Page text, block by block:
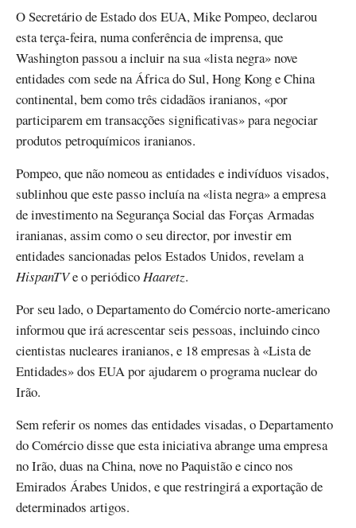
O Secretário de Estado dos EUA, Mike Pompeo, declarou
esta terça-feira, numa conferência de imprensa, que
Washington passou a incluir na sua «lista negra» nove
entidades com sede na África do Sul, Hong Kong e China
continental, bem como três cidadãos iranianos, «por
participarem em transacções significativas» para negociar
produtos petroquímicos iranianos.
Pompeo, que não nomeou as entidades e indivíduos visados,
sublinhou que este passo incluía na «lista negra» a empresa
de investimento na Segurança Social das Forças Armadas
iranianas, assim como o seu director, por investir em
entidades sancionadas pelos Estados Unidos, revelam a
HispanTVe o periódicoHaaretz.
Por seu lado, o Departamento do Comércio norte-americano
informou que irá acrescentar seis pessoas, incluindo cinco
cientistas nucleares iranianos, e 18 empresas à «Lista de
Entidades» dos EUA por ajudarem o programa nuclear do
Irão.
Sem referir os nomes das entidades visadas, o Departamento
do Comércio disse que esta iniciativa abrange uma empresa
no Irão, duas na China, nove no Paquistão e cinco nos
Emirados Árabes Unidos, e que restringirá a exportação de
determinados artigos.